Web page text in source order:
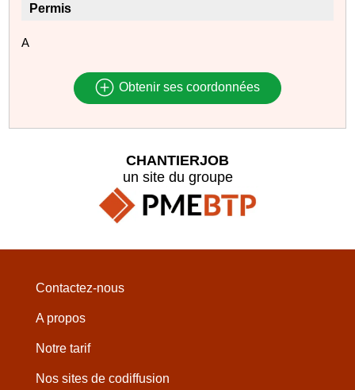
Permis
A
Obtenir ses coordonnées
CHANTIERJOB
un site du groupe
Contactez-nous
A propos
Notre tarif
Nos sites de codiffusion